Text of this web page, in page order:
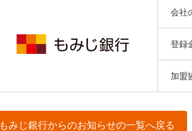
会社
登録
加盟
もみじ銀行からのお知らせの一覧へ戻る